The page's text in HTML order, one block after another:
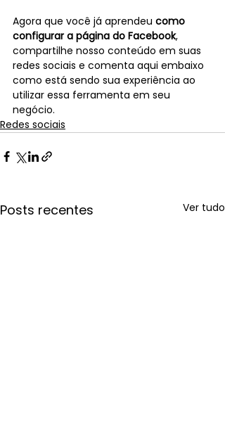
Agora que você já aprendeu como
configurar a página do Facebook,
compartilhe nosso conteúdo em suas
redes sociais e comenta aqui embaixo
como está sendo sua experiência ao
utilizar essa ferramenta em seu
negócio.
Redes sociais
Posts recentes Ver tudo